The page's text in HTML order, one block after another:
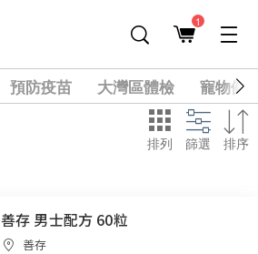
1
預防疫苗 大灣區體檢
寵物健
排列 篩選 排序
善存 男士配方 60粒
善存